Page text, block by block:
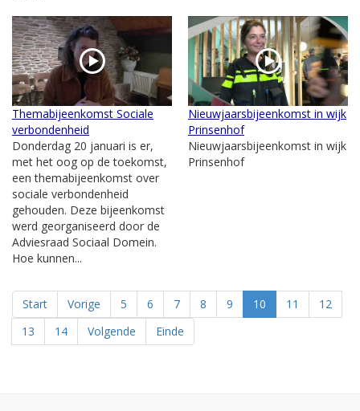
Themabijeenkomst Sociale
verbondenheid
Donderdag 20 januari is er,
met het oog op de toekomst,
een themabijeenkomst over
sociale verbondenheid
gehouden. Deze bijeenkomst
werd georganiseerd door de
Adviesraad Sociaal Domein.
Hoe kunnen...
Nieuwjaarsbijeenkomst in wijk
Prinsenhof
Nieuwjaarsbijeenkomst in wijk
Prinsenhof
Start Vorige 5 6 7 8 9 10 11
12
13
14 Volgende Einde